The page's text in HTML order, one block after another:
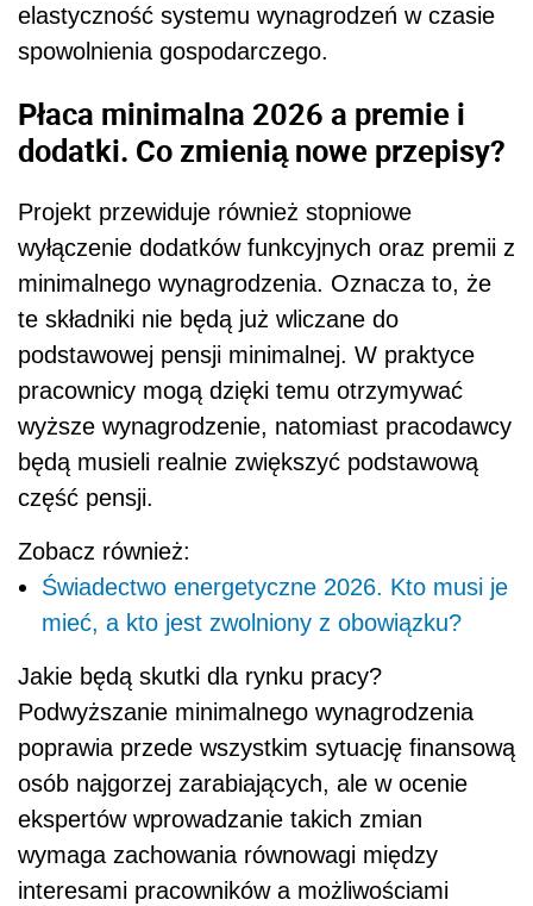
elastyczność systemu wynagrodzeń w czasie
spowolnienia gospodarczego.
Płaca minimalna 2026 a premie i
dodatki. Co zmienią nowe przepisy?
Projekt przewiduje również stopniowe
wyłączenie dodatków funkcyjnych oraz premii z
minimalnego wynagrodzenia. Oznacza to, że
te składniki nie będą już wliczane do
podstawowej pensji minimalnej. W praktyce
pracownicy mogą dzięki temu otrzymywać
wyższe wynagrodzenie, natomiast pracodawcy
będą musieli realnie zwiększyć podstawową
część pensji.
Zobacz również:
Świadectwo energetyczne 2026. Kto musi je
mieć, a kto jest zwolniony z obowiązku?
Jakie będą skutki dla rynku pracy?
Podwyższanie minimalnego wynagrodzenia
poprawia przede wszystkim sytuację finansową
osób najgorzej zarabiających, ale w ocenie
ekspertów wprowadzanie takich zmian
wymaga zachowania równowagi między
interesami pracowników a możliwościami